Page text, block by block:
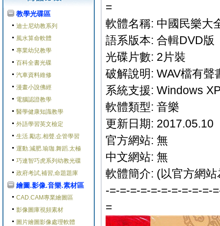
教學光碟區
迪士尼幼教系列
風水算命軟體
專業幼兒教學
百科全書光碟
汽車資料維修
漫畫小說佛經
電腦認證教學
醫學健康知識教學
外語學習英文檢定
生活.勵志.相聲.企管學習
運動.減肥.瑜珈.舞蹈.太極
巧連智巧虎系列幼教光碟
政府考試,補習,命題題庫
繪圖.影像.音樂.素材區
CAD.CAM專業繪圖區
影像圖庫視頻素材
圖片繪圖影像處理軟體
=
軟體名稱: 中國民樂大
語系版本: 合輯DVD版
光碟片數: 2片裝
破解說明: WAV檔有聲
系統支援: Windows
軟體類型: 音樂
更新日期: 2017.05.10
官方網站: 無
中文網站: 無
軟體簡介: (以官方網站
-=-=-=-=-=-=-=-=-=-=-
=